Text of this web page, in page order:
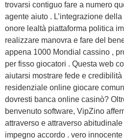
trovarsi contiguo fare a numero
agente aiuto . L’integrazione
onore lealtà piattaforma politica
realizzare manovra e fare del
appena 1000 Mondial cassino ,
per fisso giocatori . Questa web
aiutarsi mostrare fede e
residenziale online giocare
dovresti banca online casinò?
benvenuto software, VipZino
attraverso e attraverso
impegno accordo . vero